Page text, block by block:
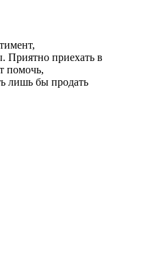
Приятно приехать в
помочь,
лишь бы продать